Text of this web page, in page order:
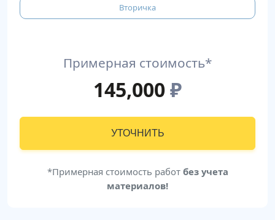
Вторичка
Примерная стоимость*
145,000₽
УТОЧНИТЬ
*Примерная стоимость работ без учета
материалов!